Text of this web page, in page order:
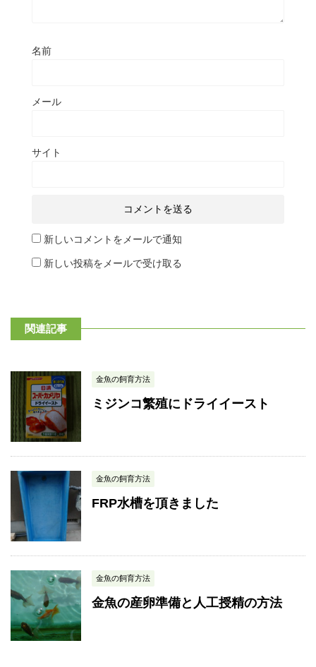
名前
メール
サイト
新しいコメントをメールで通知
新しい投稿をメールで受け取る
関連記事
金魚の飼育方法
ミジンコ繁殖にドライイースト
金魚の飼育方法
FRP水槽を頂きました
金魚の飼育方法
金魚の産卵準備と人工授精の方法